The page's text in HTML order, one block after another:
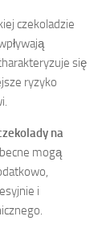
czekoladzie
się
ryzyko
na
mogą
i